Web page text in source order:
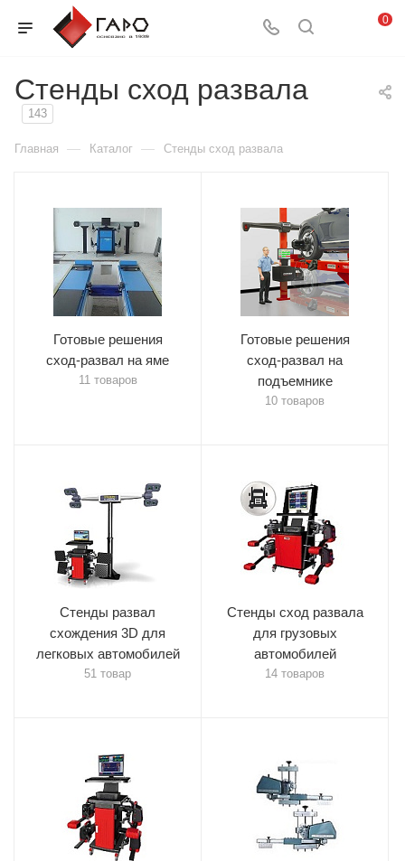
0
Стенды сход развала
143
Главная — Каталог — Стенды сход развала
Готовые решения
сход-развал на яме
11 товаров
Готовые решения
сход-развал на
подъемнике
10 товаров
Стенды развал
схождения 3D для
легковых автомобилей
51 товар
Стенды сход развала
для грузовых
автомобилей
14 товаров